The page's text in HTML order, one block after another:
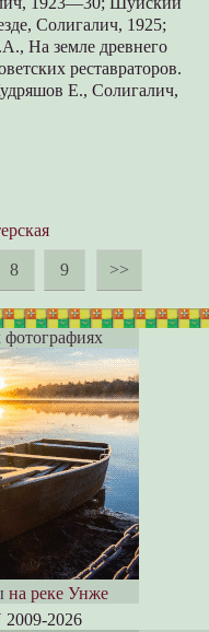
Солигалич, 1925;
На земле древнего
реставраторов.
Е., Солигалич,
8 9 >>
на реке Унже
2026